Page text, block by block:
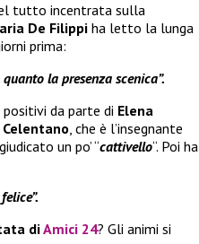
tutto incentrata sulla
De Filippi ha letto la lunga
prima:
la presenza scenica”.
da parte di Elena
, che è l’insegnante
un po’ “cattivello“. Poi ha
diAmici 24? Gli animi si